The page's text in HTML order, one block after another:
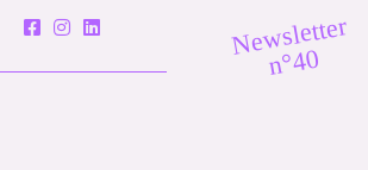
Newsletter
n°40